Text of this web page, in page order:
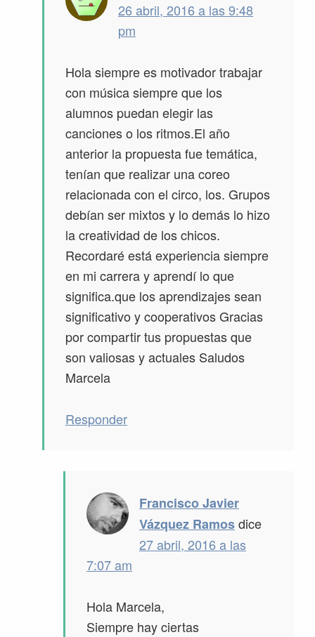
26 abril, 2016 a las 9:48
pm
Hola siempre es motivador trabajar
con música siempre que los
alumnos puedan elegir las
canciones o los ritmos.El año
anterior la propuesta fue temática,
tenían que realizar una coreo
relacionada con el circo, los. Grupos
debían ser mixtos y lo demás lo hizo
la creatividad de los chicos.
Recordaré está experiencia siempre
en mi carrera y aprendí lo que
significa.que los aprendizajes sean
significativo y cooperativos Gracias
por compartir tus propuestas que
son valiosas y actuales Saludos
Marcela
Responder
Francisco Javier
Vázquez Ramosdice
27 abril, 2016 a las
7:07 am
Hola Marcela,
Siempre hay ciertas